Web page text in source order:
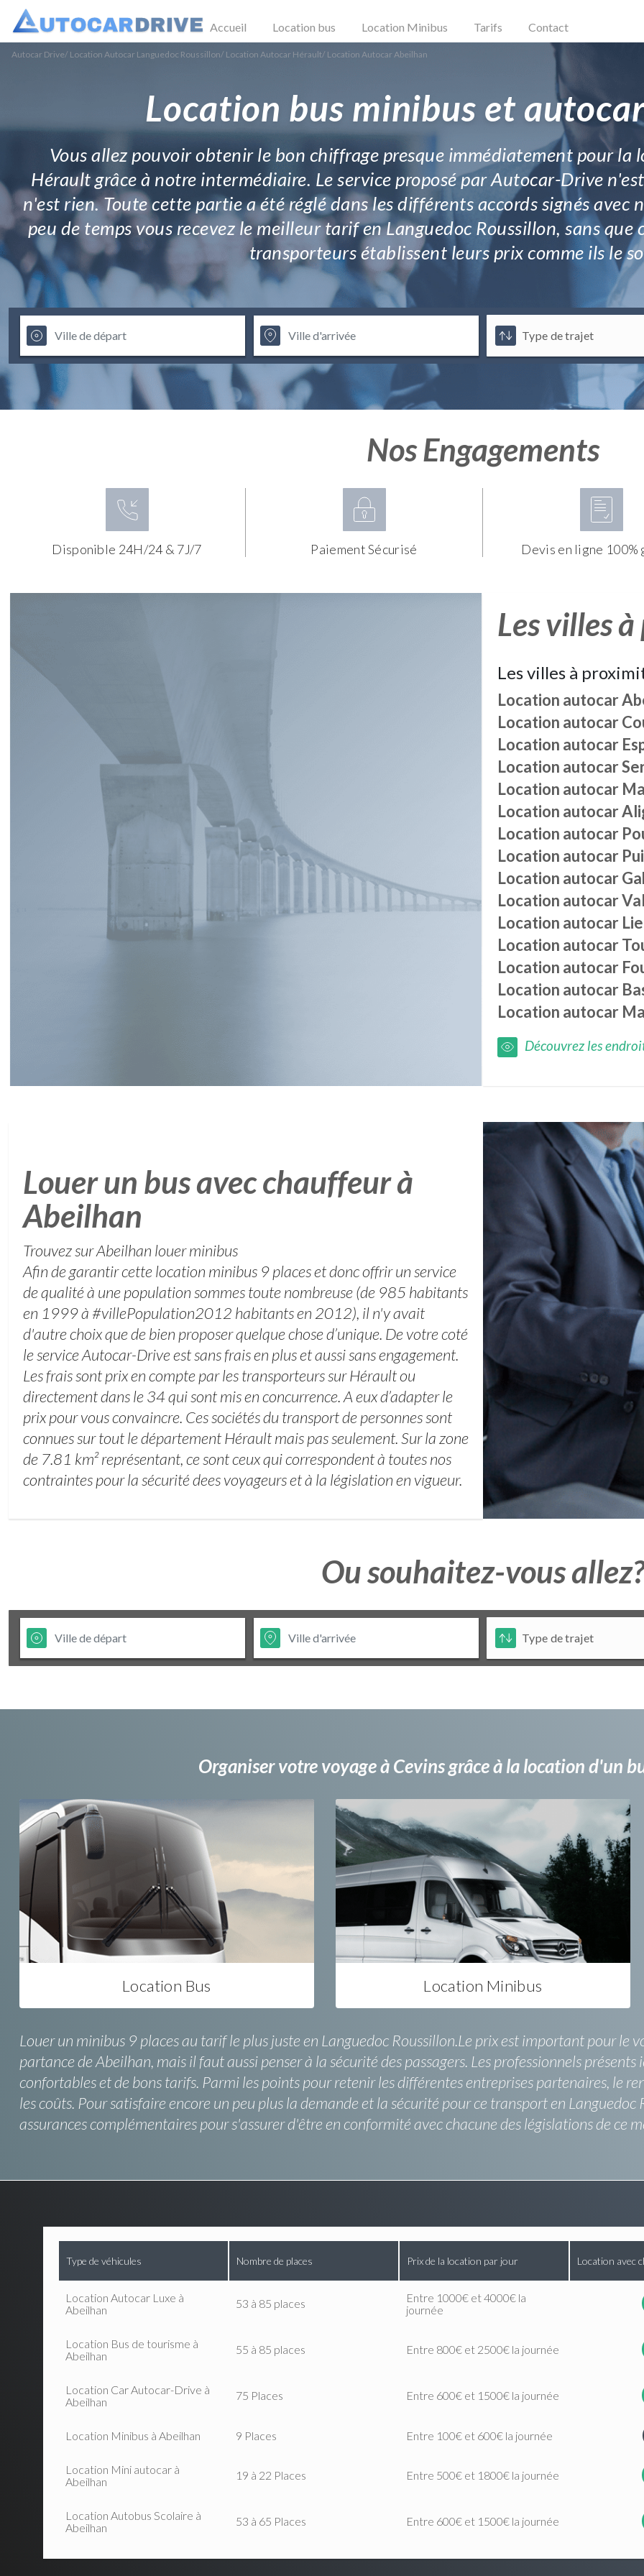
Accueil Location bus Location Minibus Tarifs Contact
Autocar Drive/ Location Autocar Languedoc Roussillon/ Location Autocar Hérault/ Location Autocar Abeilhan
Location bus minibus et
Vous allez pouvoir obtenir le bon chiffrage presque immédiatement pour
Hérault grâce à notre intermédiaire. Le service proposé par Autocar-Drive
n'est rien. Toute cette partie a été réglé dans les différents accords signés avec
peu de temps vous recevez le meilleur tarif en Languedoc Roussillon, sans que
transporteurs établissent leurs prix comme ils le
Nos Engagements
Disponible 24H/24 & 7J/7 Paiement Sécurisé Devis en ligne
Les villes
Les villes à
Location autocar
Location autocar
Location autocar
Location autocar
Location autocar
Location autocar
Location autocar
Location autocar
Location autocar
Location autocar
Location autocar
Location autocar
Location autocar
Location autocar
Location autocar
Découvrez les
Louer un bus avec chauffeur à
Abeilhan
Trouvez sur Abeilhan louer minibus
Afin de garantir cette location minibus 9 places et donc offrir un service
de qualité à une population sommes toute nombreuse (de 985 habitants
en 1999 à #villePopulation2012 habitants en 2012), il n'y avait
d'autre choix que de bien proposer quelque chose d’unique. De votre coté
le service Autocar-Drive est sans frais en plus et aussi sans engagement.
Les frais sont prix en compte par les transporteurs sur Hérault ou
directement dans le 34 qui sont mis en concurrence. A eux d’adapter le
prix pour vous convaincre. Ces sociétés du transport de personnes sont
connues sur tout le département Hérault mais pas seulement. Sur la zone
de 7.81 km² représentant, ce sont ceux qui correspondent à toutes nos
contraintes pour la sécurité dees voyageurs et à la législation en vigueur.
Ou souhaitez-vous allez?
Organiser votre voyage à Cevins grâce à la location d'un
Location Bus Location Minibus
Louer un minibus 9 places au tarif le plus juste en Languedoc Roussillon.Le prix est important pour le
partance de Abeilhan, mais il faut aussi penser à la sécurité des passagers. Les professionnels
confortables et de bons tarifs. Parmi les points pour retenir les différentes entreprises partenaires, le
les coûts. Pour satisfaire encore un peu plus la demande et la sécurité pour ce transport en
assurances complémentaires pour s'assurer d'être en conformité avec chacune des législations de ce
Type de véhicules Nombre de places Prix de la location par jour Location avec
Location Autocar Luxe à
Abeilhan
53 à 85 places
Entre 1000€ et 4000€ la
journée
Location Bus de tourisme à
Abeilhan
55 à 85 places Entre 800€ et 2500€ la journée
Location Car Autocar-Drive à
Abeilhan
75 Places Entre 600€ et 1500€ la journée
Location Minibus à Abeilhan 9 Places Entre 100€ et 600€ la journée
Location Mini autocar à
Abeilhan
19 à 22 Places Entre 500€ et 1800€ la journée
Location Autobus Scolaire à
Abeilhan
53 à 65 Places Entre 600€ et 1500€ la journée